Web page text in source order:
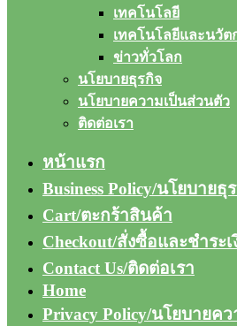
เทคโนโลยี
เทคโนโลยีและนวัต
ข่าวทั่วโลก
นโยบายธุรกิจ
นโยบายความเป็นส่วนตัว
ติดต่อเรา
หน้าแรก
Business Policy/นโยบายธุ
Cart/ตะกร้าสินค้า
Checkout/สั่งซื้อและชำระเ
Contact Us/ติดต่อเรา
Home
Privacy Policy/นโยบายค